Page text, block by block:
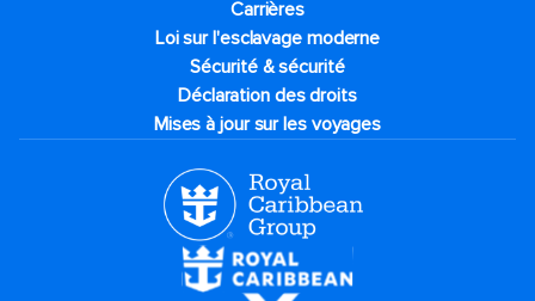
Carrières
Loi sur l'esclavage moderne
Sécurité & sécurité
Déclaration des droits
Mises à jour sur les voyages